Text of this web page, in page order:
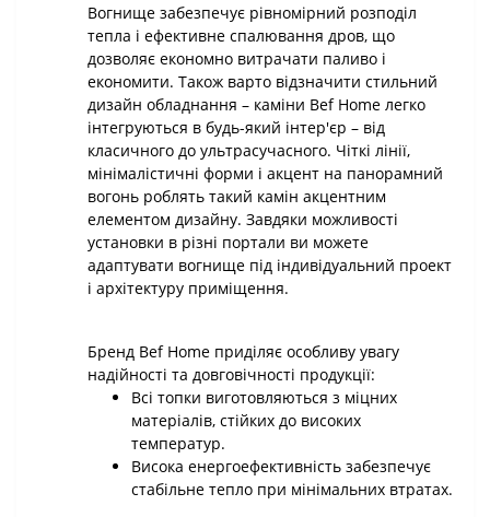
Вогнище забезпечує рівномірний розподіл
тепла і ефективне спалювання дров, що
дозволяє економно витрачати паливо і
економити. Також варто відзначити стильний
дизайн обладнання – каміни Bef Home легко
інтегруються в будь-який інтер'єр – від
класичного до ультрасучасного. Чіткі лінії,
мінімалістичні форми і акцент на панорамний
вогонь роблять такий камін акцентним
елементом дизайну. Завдяки можливості
установки в різні портали ви можете
адаптувати вогнище під індивідуальний проект
і архітектуру приміщення.
Бренд Bef Home приділяє особливу увагу
надійності та довговічності продукції:
Всі топки виготовляються з міцних
матеріалів, стійких до високих
температур.
Висока енергоефективність забезпечує
стабільне тепло при мінімальних втратах.